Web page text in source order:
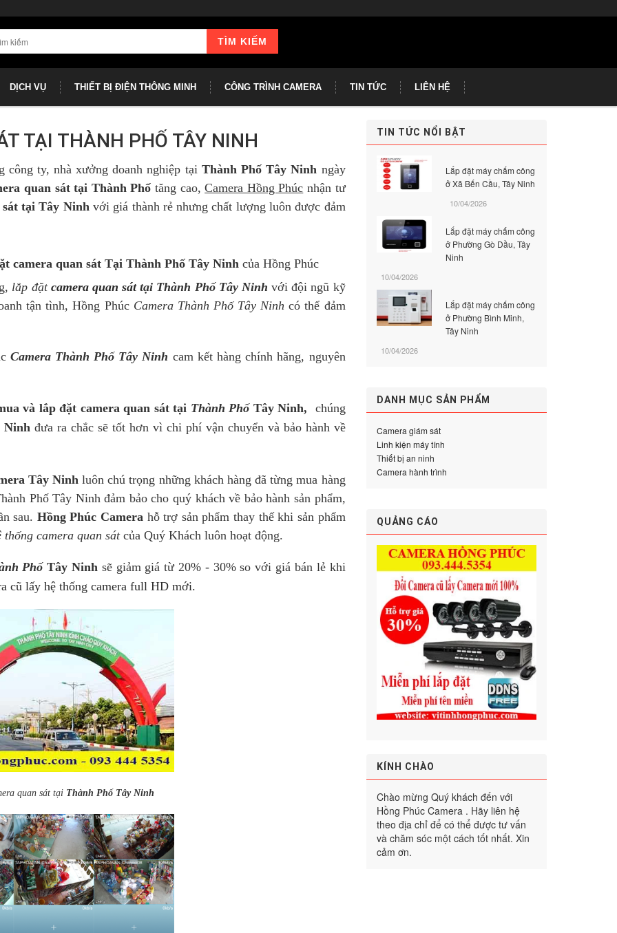
TÌM KIẾM
DỊCH VỤ THIẾT BỊ ĐIỆN THÔNG MINH CÔNG TRÌNH CAMERA TIN TỨC LIÊN HỆ
TẠI THÀNH PHỐ TÂY NINH
ty, nhà xưởng doanh nghiệp tại Thành Phố Tây Ninh ngày
quan sát tại Thành Phố tăng cao,Camera Hồng Phúc nhận tư
tại Tây Ninhvới giá thành rẻ nhưng chất lượng luôn được đảm
camera quan sát Tại Thành Phố Tây Ninh của Hồng Phúc
lắp đặt camera quan sáttại Thành Phố Tây Ninh với đội ngũ kỹ
tận tình, Hồng Phúc Camera Thành Phố Tây Ninh có thể đảm
Camera Thành Phố Tây Ninh cam kết hàng chính hãng, nguyên
và lắp đặt camera quan sát tại Thành Phố Tây Ninh,
chúng
Ninhđưa ra chắc sẽ tốt hơn vì chi phí vận chuyển và bảo hành về
Tây Ninhluôn chú trọng những khách hàng đã từng mua hàng
Phố Tây Ninh đảm bảo cho quý khách về bảo hành sản phẩm,
sau. Hồng Phúc Camera hỗ trợ sản phẩm thay thế khi sản phẩm
thống camera quan sátcủa Quý Khách luôn hoạt động.
PhốTây Ninhsẽ giảm giá từ 20% - 30% so với giá bán lẻ khi
cũ lấy hệ thống camera full HD mới.
quan sát tại Thành Phố Tây Ninh
TIN TỨC NỔI BẬT
Lắp đặt máy chấm công
ở Xã Bến Cầu, Tây Ninh
10/04/2026
Lắp đặt máy chấm công
ở Phường Gò Dầu, Tây
Ninh
10/04/2026
Lắp đặt máy chấm công
ở Phường Bình Minh,
Tây Ninh
10/04/2026
DANH MỤC SẢN PHẨM
Camera giám sát
Linh kiện máy tính
Thiết bị an ninh
Camera hành trình
QUẢNG CÁO
KÍNH CHÀO
Chào mừng Quý khách đến với
Hồng Phúc Camera . Hãy liên hệ
theo địa chỉ để có thể được tư vấn
và chăm sóc một cách tốt nhất. Xin
cảm ơn.